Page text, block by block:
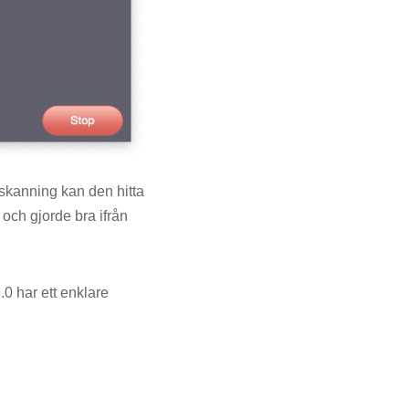
kan den hitta
gjorde bra ifrån
har ett enklare